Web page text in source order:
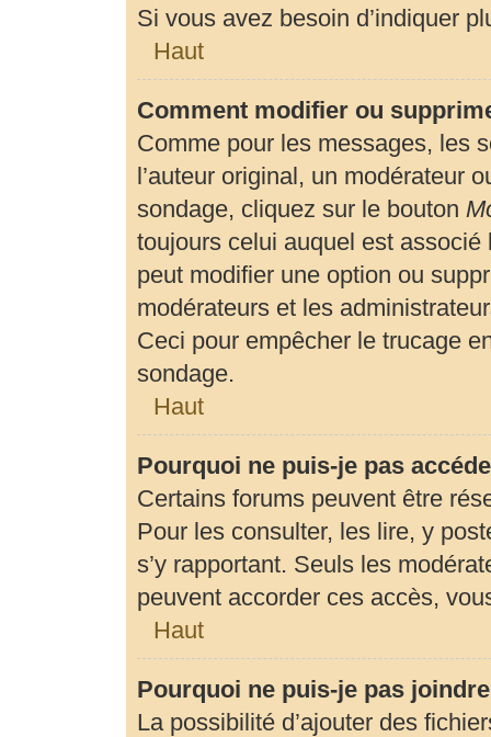
Si vous avez besoin d’indiquer
Haut
Comment modifier ou
Comme pour les messages, les
l’auteur original, un modérateur
sondage, cliquez sur le bouton
toujours celui auquel est associé
peut modifier une option ou
modérateurs et les
Ceci pour empêcher le trucage
sondage.
Haut
Pourquoi ne puis-je pas
Certains forums peuvent être
Pour les consulter, les lire, y
s’y rapportant. Seuls les
peuvent accorder ces accès,
Haut
Pourquoi ne puis-je pas
La possibilité d’ajouter des